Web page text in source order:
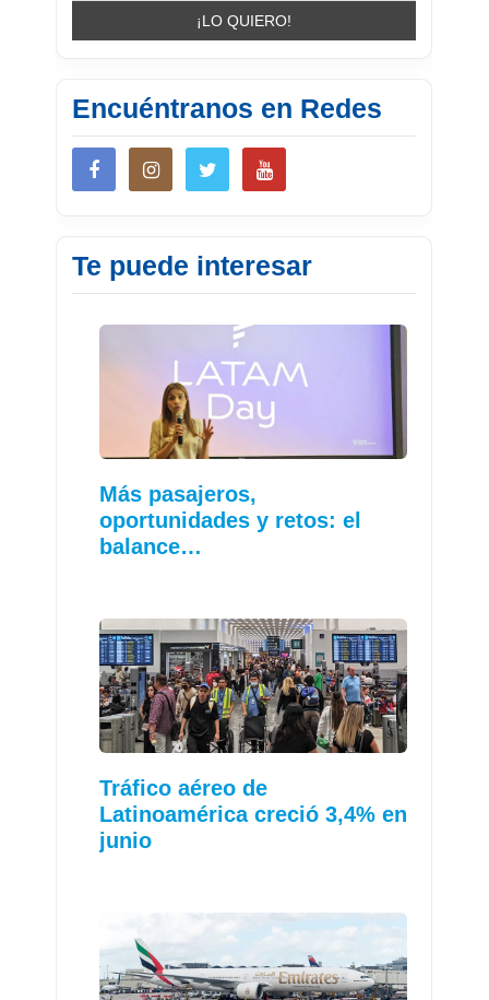
Encuéntranos en Redes
Te puede interesar
Más pasajeros,
oportunidades y retos: el
balance…
Tráfico aéreo de
Latinoamérica creció 3,4% en
junio